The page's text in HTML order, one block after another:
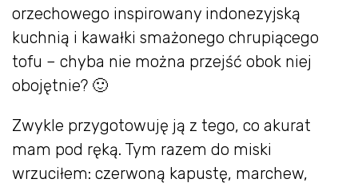
orzechowego inspirowany indonezyjską
kuchnią i kawałki smażonego chrupiącego
tofu – chyba nie można przejść obok niej
obojętnie? 🙂
Zwykle przygotowuję ją z tego, co akurat
mam pod ręką. Tym razem do miski
wrzuciłem: czerwoną kapustę, marchew,